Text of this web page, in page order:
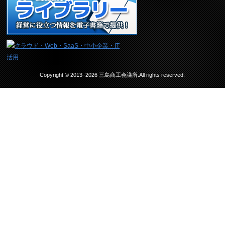
Copyright © 2013–2026 三島商工会議所.All rights reserved.